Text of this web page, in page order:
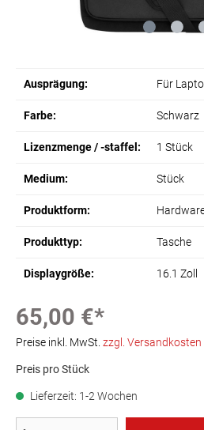
Ausprägung: Für
Farbe: Schwarz
Lizenzmenge / -staffel: 1 Stück
Medium: Stück
Produktform:
Produkttyp: Tasche
Displaygröße: 16.1 Zoll
65,00 €*
Preise inkl. MwSt. zzgl. Versandkosten
Preis pro Stück
Lieferzeit: 1-2 Wochen